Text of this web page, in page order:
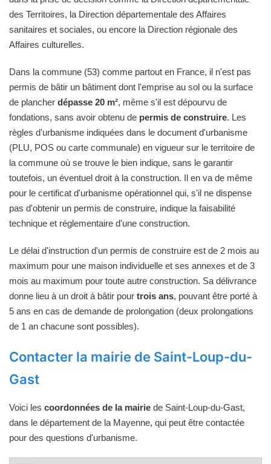
des Territoires, la Direction départementale des Affaires
sanitaires et sociales, ou encore la Direction régionale des
Affaires culturelles.
Dans la commune (53) comme partout en France, il n'est pas
permis de bâtir un bâtiment dont l'emprise au sol ou la surface
de plancher dépasse 20 m², même s'il est dépourvu de
fondations, sans avoir obtenu de permis de construire. Les
règles d'urbanisme indiquées dans le document d'urbanisme
(PLU, POS ou carte communale) en vigueur sur le territoire de
la commune où se trouve le bien indique, sans le garantir
toutefois, un éventuel droit à la construction. Il en va de même
pour le certificat d'urbanisme opérationnel qui, s'il ne dispense
pas d'obtenir un permis de construire, indique la faisabilité
technique et réglementaire d'une construction.
Le délai d'instruction d'un permis de construire est de 2 mois au
maximum pour une maison individuelle et ses annexes et de 3
mois au maximum pour toute autre construction. Sa délivrance
donne lieu à un droit à bâtir pour trois ans, pouvant être porté à
5 ans en cas de demande de prolongation (deux prolongations
de 1 an chacune sont possibles).
Contacter la mairie de Saint-Loup-du-
Gast
Voici les coordonnées de la mairie de Saint-Loup-du-Gast,
dans le département de la Mayenne, qui peut être contactée
pour des questions d'urbanisme.